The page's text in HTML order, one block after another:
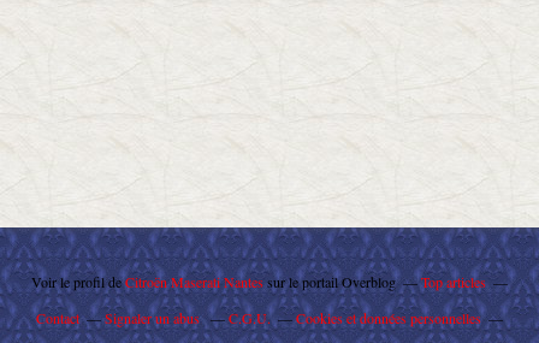
Voir le profil deCitroën Maserati Nantessur le portail Overblog
Top articles
Contact
Signaler un abus C.G.U.
Cookies et données personnelles